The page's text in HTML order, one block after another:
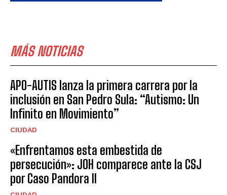
MÁS NOTICIAS
APO-AUTIS lanza la primera carrera por la
inclusión en San Pedro Sula: “Autismo: Un
Infinito en Movimiento”
CIUDAD
«Enfrentamos esta embestida de
persecución»: JOH comparece ante la CSJ
por Caso Pandora II